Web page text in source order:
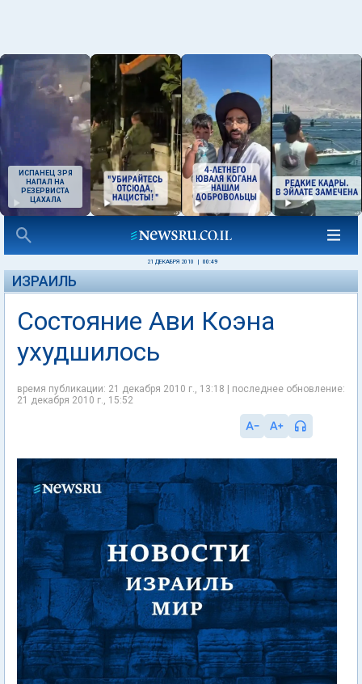
ИСПАНЕЦ ЗРЯ
НАПАЛ НА
РЕЗЕРВИСТА
ЦАХАЛА
21 ДЕКАБРЯ 2010 00:49
ИЗРАИЛЬ
Состояние Ави Коэна
ухудшилось
время публикации: 21 декабря 2010 г., 13:18 | последнее обновление:
21 декабря 2010 г., 15:52